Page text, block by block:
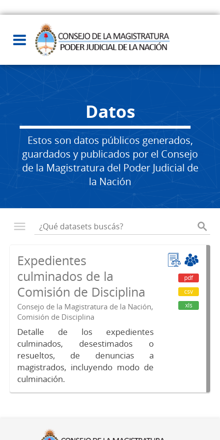
Datos
Estos son datos públicos generados,
guardados y publicados por el Consejo
de la Magistratura del Poder Judicial de
la Nación
Expedientes
culminados de la
Comisión de Disciplina
Consejo de la Magistratura de la Nación,
Comisión de Disciplina
Detalle de los expedientes
culminados, desestimados o
resueltos, de denuncias a
magistrados, incluyendo modo de
culminación.
pdf
csv
xls